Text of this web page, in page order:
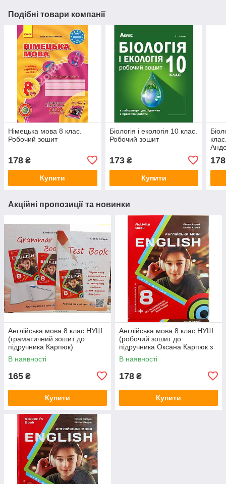
Подібні товари компанії
Німецька мова 8 клас.
Робочий зошит
178 ₴
Купити
Біологія і екологія 10 клас.
Робочий зошит
173₴
Купити
178
Акційні пропозиції та новинки
Англійська мова 8 клас НУШ
(граматичний зошит до
підручника Карпюк)
граматика + тести
В наявності
165 ₴
Купити
Англійська мова 8 клас НУШ
(робочий зошит до
підручника Оксана Карпюк з
аудіододатком)
В наявності
178 ₴
Купити